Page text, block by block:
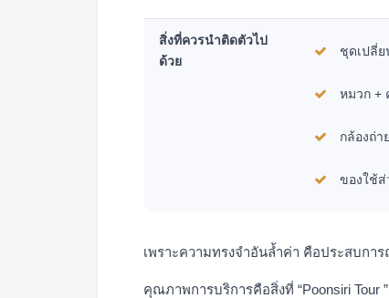
สิ่งที่ควรนำติดตัวไป
ด้วย
ชุดเปลี่
หมวก +
กล้องถ่า
ของใช้ส่
เพราะความทรงจำอันล้ำค่า คือประสบกา
คุณภาพการบริการคือสิ่งที่ “Poonsiri Tour